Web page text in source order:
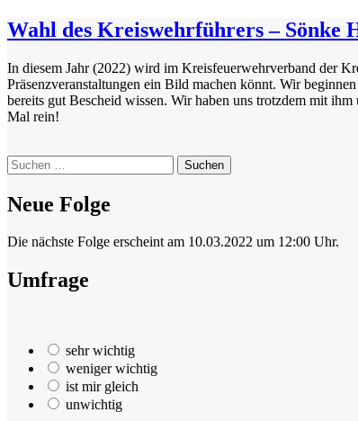
Wahl des Kreiswehrführers – Sönke
In diesem Jahr (2022) wird im Kreisfeuerwehrverband der
Präsenzveranstaltungen ein Bild machen könnt. Wir
bereits gut Bescheid wissen. Wir haben uns trotzdem mit
Mal rein!
Suchen
nach:
Neue Folge
Die nächste Folge erscheint am 10.03.2022 um 12:00 Uhr.
Umfrage
sehr wichtig
weniger wichtig
ist mir gleich
unwichtig